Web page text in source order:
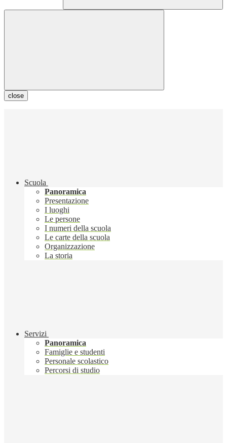
close
Scuola
Panoramica
Presentazione
I luoghi
Le persone
I numeri della scuola
Le carte della scuola
Organizzazione
La storia
Servizi
Panoramica
Famiglie e studenti
Personale scolastico
Percorsi di studio